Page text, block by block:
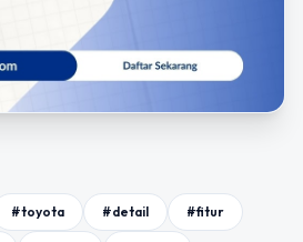
#toyota #detail #fitur